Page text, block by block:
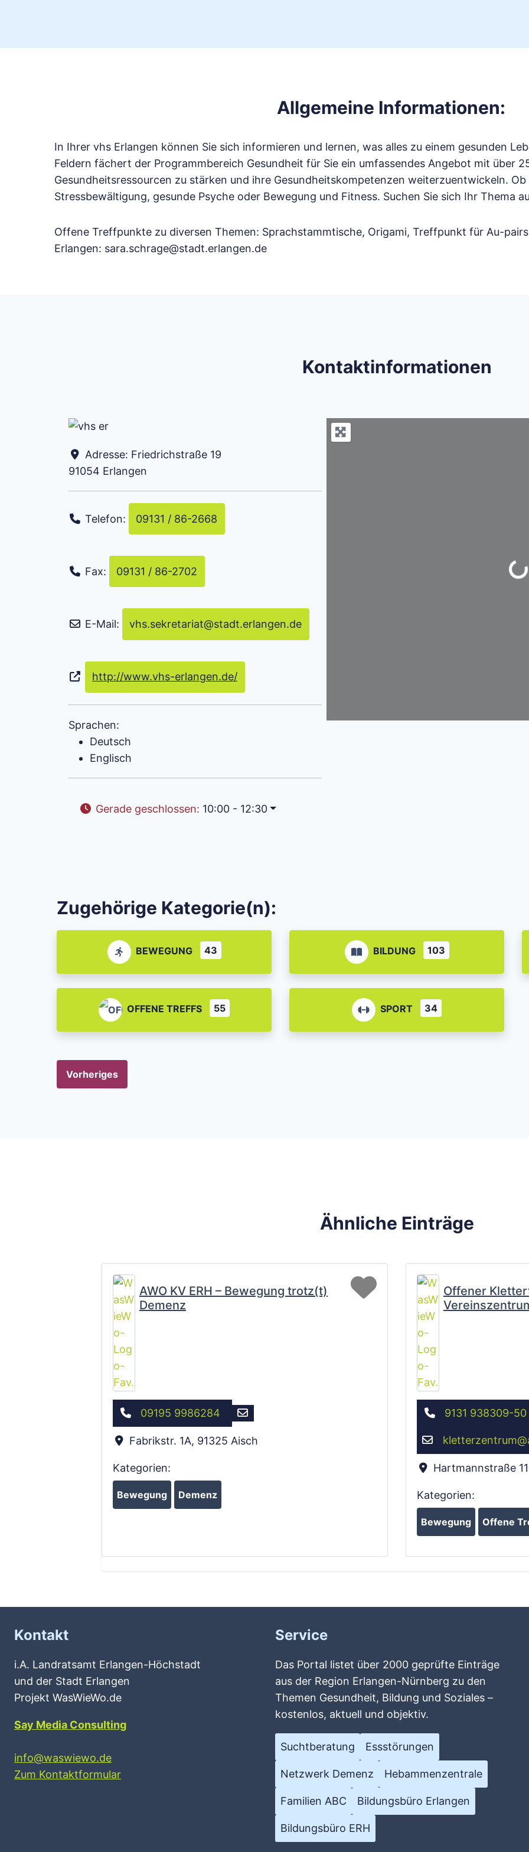
Allgemeine Informationen:
In Ihrer vhs Erlangen können Sie sich informieren und lernen, was alles zu einem gesunden
Feldern fächert der Programmbereich Gesundheit für Sie ein umfassendes Angebot mit über
Gesundheitsressourcen zu stärken und ihre Gesundheitskompetenzen weiterzuentwickeln.
Stressbewältigung, gesunde Psyche oder Bewegung und Fitness. Suchen Sie sich Ihr Thema
Offene Treffpunkte zu diversen Themen: Sprachstammtische, Origami, Treffpunkt für Au-
Erlangen: sara.schrage@stadt.erlangen.de
Kontaktinformationen
Adresse: Friedrichstraße 19
91054 Erlangen
Telefon: 09131 / 86-2668
Fax: 09131 / 86-2702
E-Mail: vhs.sekretariat@stadt.erlangen.de
http://www.vhs-erlangen.de/
Sprachen:
Deutsch
Englisch
Gerade geschlossen: 10:00 - 12:30
Wird geladen …
Zugehörige Kategorie(n):
BEWEGUNG 43 BILDUNG 103
OFFENE TREFFS 55 SPORT 34
Vorheriges
Ähnliche Einträge
AWO KV ERH – Bewegung trotz(t)
Demenz
Favorit
09195 9986284
Fabrikstr. 1A, 91325 Aisch
Kategorien:
Bewegung Demenz
Offener
9131 938309-50
kletterzentrum@
Hartmannstraße
Kategorien:
Bewegung Offene
Kontakt
i.A. Landratsamt Erlangen-Höchstadt
und der Stadt Erlangen
Projekt WasWieWo.de
Say Media Consulting
info@waswiewo.de
Zum Kontaktformular
Service
Das Portal listet über 2000 geprüfte Einträge
aus der Region Erlangen-Nürnberg zu den
Themen Gesundheit, Bildung und Soziales –
kostenlos, aktuell und objektiv.
Suchtberatung Essstörungen
Netzwerk Demenz Hebammenzentrale
Familien ABC Bildungsbüro Erlangen
Bildungsbüro ERH